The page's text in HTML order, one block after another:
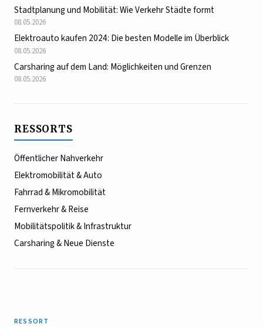
Stadtplanung und Mobilität: Wie Verkehr Städte formt
08.05.2026
Elektroauto kaufen 2024: Die besten Modelle im Überblick
08.05.2026
Carsharing auf dem Land: Möglichkeiten und Grenzen
08.05.2026
RESSORTS
Öffentlicher Nahverkehr
Elektromobilität & Auto
Fahrrad & Mikromobilität
Fernverkehr & Reise
Mobilitätspolitik & Infrastruktur
Carsharing & Neue Dienste
RESSORT